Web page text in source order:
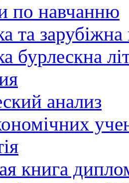
по навчанню
та зарубіжна
бурлескна
анализ
книга